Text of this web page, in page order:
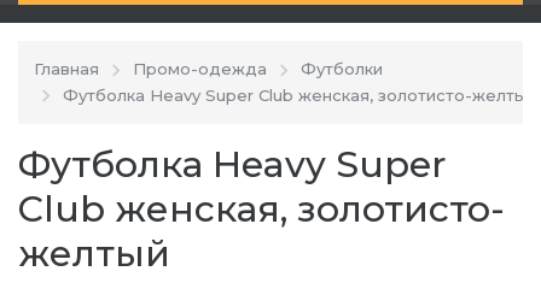
Главная Промо-одежда
Футболки
Футболка Heavy Super Club женская, золотисто-желтый
Футболка Heavy Super
Club женская, золотисто-
желтый